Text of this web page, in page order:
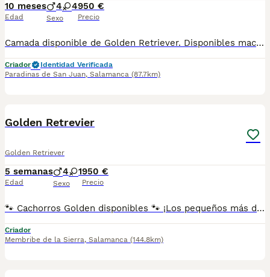
10 meses
Edad
4 4
Sexo
950 €
Precio
Camada disponible de Golden Retriever. Disponibles machos y hembras con entregas en noviembre y diciembre. Se entregan con todas las vacunas y desparasitaciones, pasaporte, chip y revisión veterinaria. Padres libres de displasia de cadera. Padres ejemplares. Posibilidad de ver a los padres con los cachorros. Para más información contactar por: whatsapp (605 42 66 91) o en nuestro instagram @rincondorado2024
Criador
Identidad Verificada
Paradinas de San Juan, Salamanca (87.7km)
Golden Retrevier
Golden Retriever
5 semanas
Edad
4 1
Sexo
950 €
Precio
🐾 Cachorros Golden disponibles 🐾 ¡Los pequeños más dulces y cariñosos ya te están esperando! ❤️ ✔️ Criados con mucho cariño y socializados desde pequeños. ✔️ Se entregan vacunados, desparasitados, con microchip y cartilla veterinaria. ✔️ Garantía sanitaria y asesoramiento antes y después de la entrega. El Golden Retriever es un compañero noble, inteligente y muy afectuoso, ideal para familias y para quienes buscan un perro equilibrado, alegre y fiel. 📍 Peludetes Salamanca 📲 Escríbenos por WhatsApp para más información, fotos, vídeos y disponibilidad.
Criador
Membribe de la Sierra, Salamanca (144.8km)